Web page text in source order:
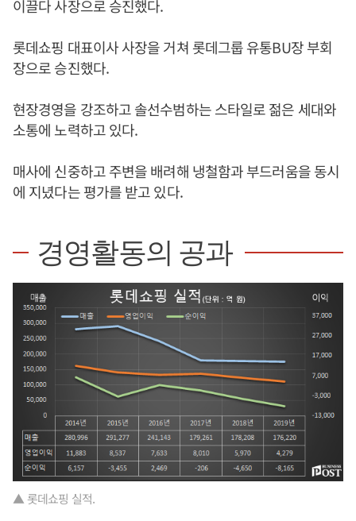
이끌다 사장으로 승진했다.
롯데쇼핑 대표이사 사장을 거쳐 롯데그룹 유통BU장 부회
장으로 승진했다.
현장경영을 강조하고 솔선수범하는 스타일로 젊은 세대와
소통에 노력하고 있다.
매사에 신중하고 주변을 배려해 냉철함과 부드러움을 동시
에 지녔다는 평가를 받고 있다.
경영활동의 공과
▲ 롯데쇼핑 실적.